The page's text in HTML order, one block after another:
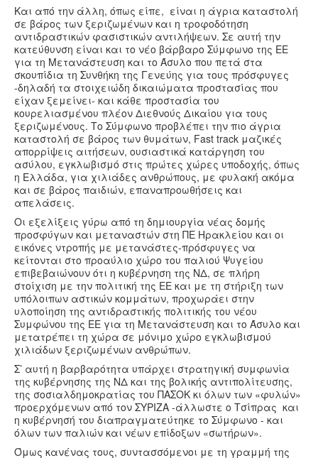
Και από την άλλη, όπως είπε, είναι η άγρια καταστολή
σε βάρος των ξεριζωμένων και η τροφοδότηση
αντιδραστικών φασιστικών αντιλήψεων. Σε αυτή την
κατεύθυνση είναι και το νέο βάρβαρο Σύμφωνο της ΕΕ
για τη Μετανάστευση και το Άσυλο που πετά στα
σκουπίδια τη Συνθήκη της Γενεύης για τους πρόσφυγες
-δηλαδή τα στοιχειώδη δικαιώματα προστασίας που
είχαν ξεμείνει- και κάθε προστασία του
κουρελιασμένου πλέον Διεθνούς Δικαίου για τους
ξεριζωμένους. Το Σύμφωνο προβλέπει την πιο άγρια
καταστολή σε βάρος των θυμάτων, Fast track μαζικές
απορρίψεις αιτήσεων, ουσιαστικά κατάργηση του
ασύλου, εγκλωβισμό στις πρώτες χώρες υποδοχής, όπως
η Ελλάδα, για χιλιάδες ανθρώπους, με φυλακή ακόμα
και σε βάρος παιδιών, επαναπροωθήσεις και
απελάσεις.
Οι εξελίξεις γύρω από τη δημιουργία νέας δομής
προσφύγων και μεταναστών στη ΠΕ Ηρακλείου και οι
εικόνες ντροπής με μετανάστες-πρόσφυγες να
κείτονται στο προαύλιο χώρο του παλιού Ψυγείου
επιβεβαιώνουν ότι η κυβέρνηση της ΝΔ, σε πλήρη
στοίχιση με την πολιτική της ΕΕ και με τη στήριξη των
υπόλοιπων αστικών κομμάτων, προχωράει στην
υλοποίηση της αντιδραστικής πολιτικής του νέου
Συμφώνου της ΕΕ για τη Μετανάστευση και το Άσυλο και
μετατρέπει τη χώρα σε μόνιμο χώρο εγκλωβισμού
χιλιάδων ξεριζωμένων ανθρώπων.
Σ’ αυτή η βαρβαρότητα υπάρχει στρατηγική συμφωνία
της κυβέρνησης της ΝΔ και της βολικής αντιπολίτευσης,
της σοσιαλδημοκρατίας του ΠΑΣΟΚ κι όλων των «φυλών»
προερχόμενων από τον ΣΥΡΙΖΑ -άλλωστε ο Τσίπρας και
η κυβέρνησή του διαπραγματεύτηκε το Σύμφωνο - και
όλων των παλιών και νέων επίδοξων «σωτήρων».
Όμως κανένας τους, συντασσόμενοι με τη γραμμή της